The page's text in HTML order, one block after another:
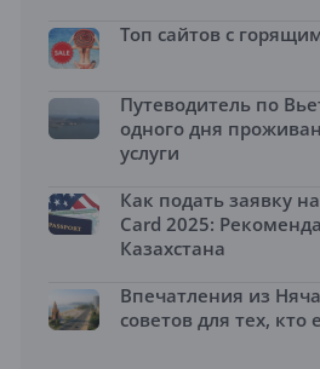
Топ сайтов с
Путеводитель по
одного дня
услуги
Как подать заявку
Card 2025:
Казахстана
Впечатления из
советов для тех, кто